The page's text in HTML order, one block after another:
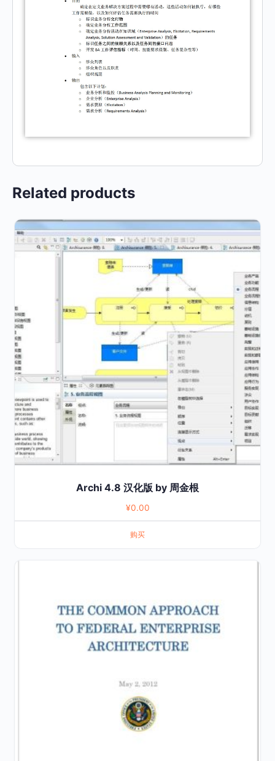
Related products
Archi 4.8 汉化版 by 周金根
¥0.00
购买